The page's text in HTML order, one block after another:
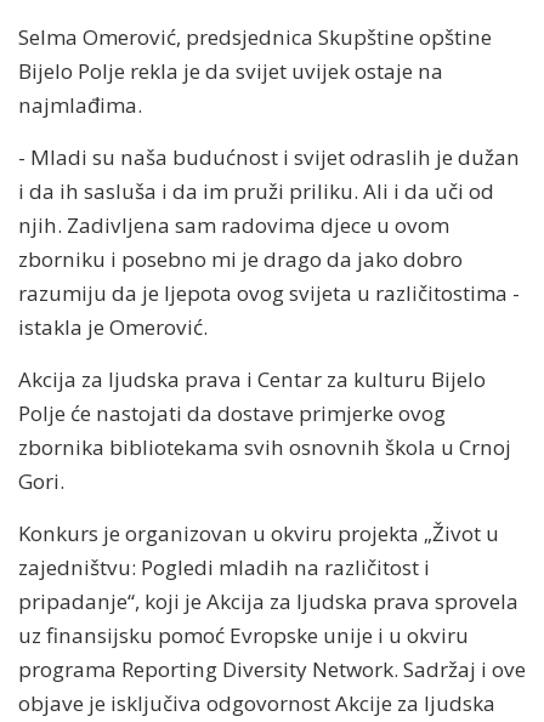
Selma Omerović, predsjednica Skupštine opštine
Bijelo Polje rekla je da svijet uvijek ostaje na
najmlađima.
- Mladi su naša budućnost i svijet odraslih je dužan
i da ih sasluša i da im pruži priliku. Ali i da uči od
njih. Zadivljena sam radovima djece u ovom
zborniku i posebno mi je drago da jako dobro
razumiju da je ljepota ovog svijeta u različitostima -
istakla je Omerović.
Akcija za ljudska prava i Centar za kulturu Bijelo
Polje će nastojati da dostave primjerke ovog
zbornika bibliotekama svih osnovnih škola u Crnoj
Gori.
Konkurs je organizovan u okviru projekta „Život u
zajedništvu: Pogledi mladih na različitost i
pripadanje“, koji je Akcija za ljudska prava sprovela
uz finansijsku pomoć Evropske unije i u okviru
programa Reporting Diversity Network. Sadržaj i ove
objave je isključiva odgovornost Akcije za ljudska